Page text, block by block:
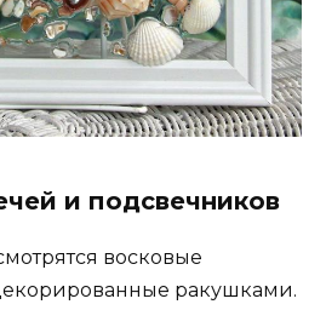
и подсвечников
восковые
ракушками.